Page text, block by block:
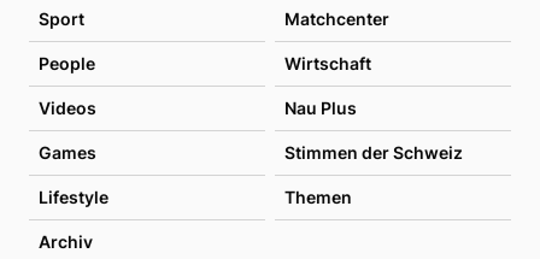
Sport Matchcenter
People Wirtschaft
Videos Nau Plus
Games Stimmen der Schweiz
Lifestyle Themen
Archiv